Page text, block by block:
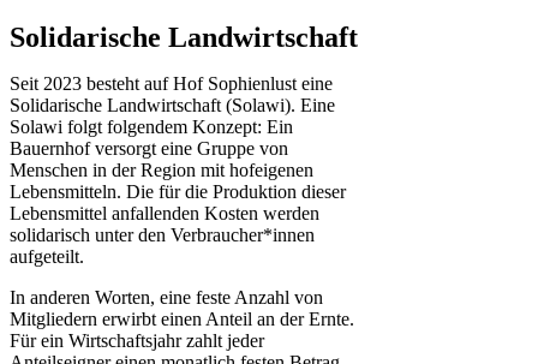
Solidarische Landwirtschaft
Seit 2023 besteht auf Hof Sophienlust eine
Solidarische Landwirtschaft (Solawi). Eine
Solawi folgt folgendem Konzept: Ein
Bauern­hof versorgt eine Gruppe von
Menschen in der Region mit hof­eigenen
Lebens­mitteln. Die für die Produktion dieser
Lebens­mittel anfallenden Kosten werden
solidarisch unter den Verbraucher*­innen
aufgeteilt.
In anderen Worten, eine feste Anzahl von
Mitgliedern erwirbt einen Anteil an der Ernte.
Für ein Wirtschaftsjahr zahlt jeder